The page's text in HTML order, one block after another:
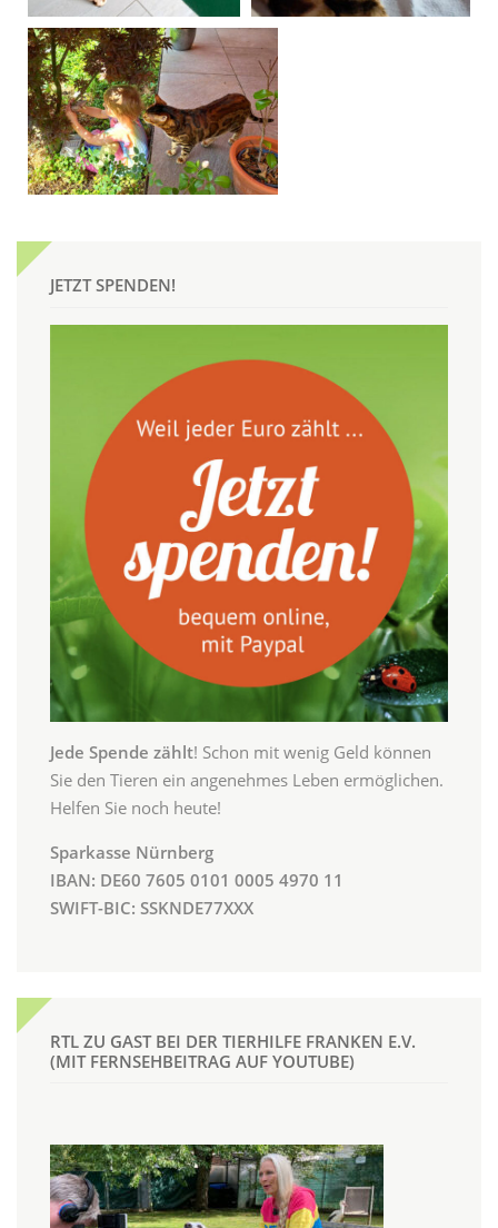
JETZT SPENDEN!
Jede Spende zählt! Schon mit wenig Geld können
Sie den Tieren ein angenehmes Leben ermöglichen.
Helfen Sie noch heute!
Sparkasse Nürnberg
IBAN: DE60 7605 0101 0005 4970 11
SWIFT-BIC: SSKNDE77XXX
RTL ZU GAST BEI DER TIERHILFE FRANKEN E.V.
(MIT FERNSEHBEITRAG AUF YOUTUBE)